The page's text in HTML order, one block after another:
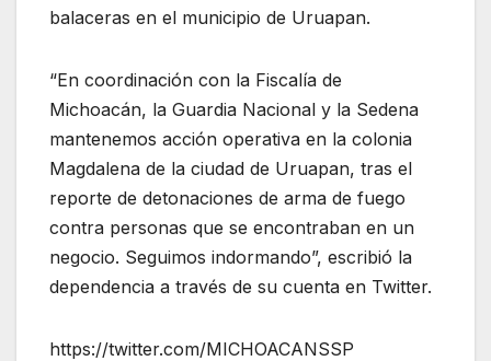
balaceras en el municipio de Uruapan.
“En coordinación con la Fiscalía de
Michoacán, la Guardia Nacional y la Sedena
mantenemos acción operativa en la colonia
Magdalena de la ciudad de Uruapan, tras el
reporte de detonaciones de arma de fuego
contra personas que se encontraban en un
negocio. Seguimos indormando”, escribió la
dependencia a través de su cuenta en Twitter.
https://twitter.com/MICHOACANSSP